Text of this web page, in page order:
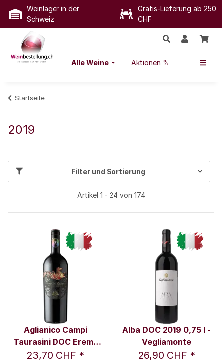
Weinlager in der
Schweiz
Gratis-Lieferung ab 250
CHF
Alle Weine Aktionen %
Startseite
2019
Filter und Sortierung
Artikel 1 - 24 von 174
Aglianico Campi
Taurasini DOC Eremo
San Quirico 2019 0,75 l
23,70 CHF *
Alba DOC 2019 0,75 l -
Vegliamonte
26,90 CHF *